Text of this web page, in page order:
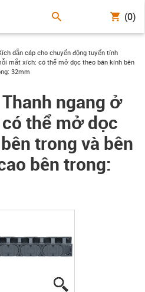
(0)
icon-arrow-right
dẫn cáp cho chuyển động tuyến tính
mắt xích: có thể mở dọc theo bán kính bên
32mm
ngang ở
thể mở dọc
trong và bên
bên trong: